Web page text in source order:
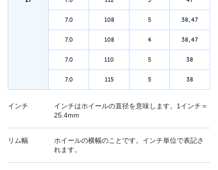
7.0 108 5 38, 47
7.0 108 4 38, 47
7.0 110 5 38
7.0 115 5 38
インチ
インチはホイールの直径を意味します。1インチ＝
25.4mm
リム幅
ホイールの横幅のことです。インチ単位で表記さ
れます。